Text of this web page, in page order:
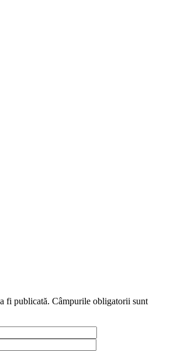
fi publicată. Câmpurile obligatorii sunt